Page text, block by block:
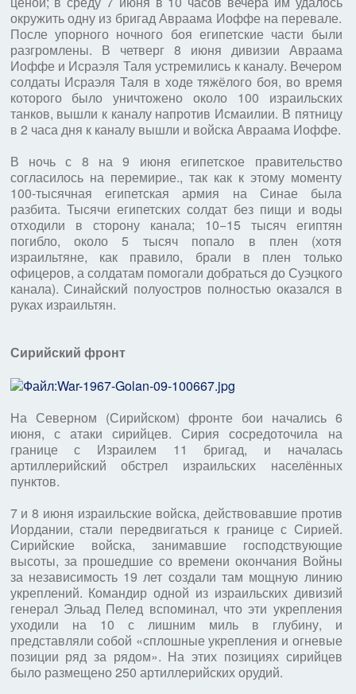
окружить одну из бригад Авраама Иоффе на перевале.
После упорного ночного боя египетские части были
разгромлены. В четверг 8 июня дивизии Авраама
Иоффе и Исраэля Таля устремились к каналу. Вечером
солдаты Исраэля Таля в ходе тяжёлого боя, во время
которого было уничтожено около 100 израильских
танков, вышли к каналу напротив Исмаилии. В пятницу
в 2 часа дня к каналу вышли и войска Авраама Иоффе.
В ночь с 8 на 9 июня египетское правительство
согласилось на перемирие., так как к этому моменту
100-тысячная египетская армия на Синае была
разбита. Тысячи египетских солдат без пищи и воды
отходили в сторону канала; 10−15 тысяч египтян
погибло, около 5 тысяч попало в плен (хотя
израильтяне, как правило, брали в плен только
офицеров, а солдатам помогали добраться до Суэцкого
канала). Синайский полуостров полностью оказался в
руках израильтян.
Сирийский фронт
На Северном (Сирийском) фронте бои начались 6
июня, с атаки сирийцев. Сирия сосредоточила на
границе с Израилем 11 бригад, и началась
артиллерийский обстрел израильских населённых
пунктов.
7 и 8 июня израильские войска, действовавшие против
Иордании, стали передвигаться к границе с Сирией.
Сирийские войска, занимавшие господствующие
высоты, за прошедшие со времени окончания Войны
за независимость 19 лет создали там мощную линию
укреплений. Командир одной из израильских дивизий
генерал Эльад Пелед вспоминал, что эти укрепления
уходили на 10 с лишним миль в глубину, и
представляли собой «сплошные укрепления и огневые
позиции ряд за рядом». На этих позициях сирийцев
было размещено 250 артиллерийских орудий.